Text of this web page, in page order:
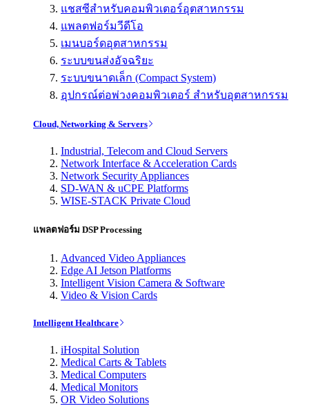
แชสซีสำหรับคอมพิวเตอร์อุตสาหกรรม
แพลตฟอร์มวีดีโอ
เมนบอร์ดอุตสาหกรรม
ระบบขนส่งอัจฉริยะ
ระบบขนาดเล็ก (Compact System)
อุปกรณ์ต่อพ่วงคอมพิวเตอร์ สำหรับอุตสาหกรรม
Cloud, Networking & Servers
Industrial, Telecom and Cloud Servers
Network Interface & Acceleration Cards
Network Security Appliances
SD-WAN & uCPE Platforms
WISE-STACK Private Cloud
แพลตฟอร์ม DSP Processing
Advanced Video Appliances
Edge AI Jetson Platforms
Intelligent Vision Camera & Software
Video & Vision Cards
Intelligent Healthcare
iHospital Solution
Medical Carts & Tablets
Medical Computers
Medical Monitors
OR Video Solutions